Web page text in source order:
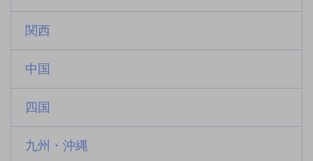
関西
中国
四国
九州・沖縄